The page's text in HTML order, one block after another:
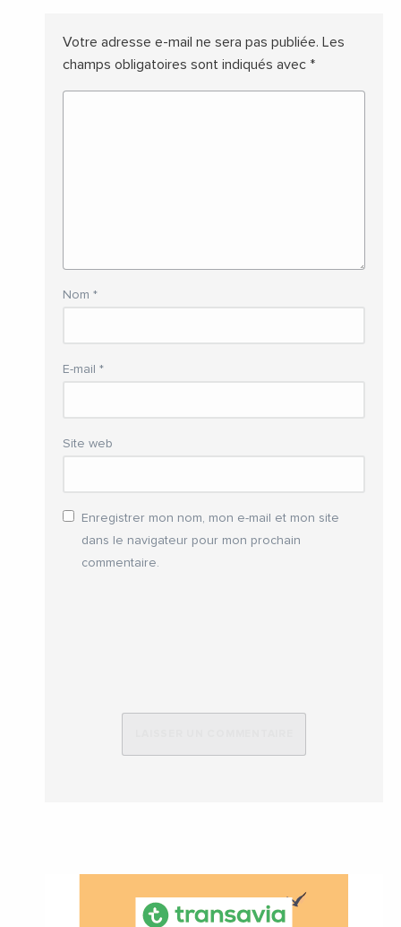
Votre adresse e-mail ne sera pas publiée. Les
champs obligatoires sont indiqués avec *
Nom *
E-mail *
Site web
Enregistrer mon nom, mon e-mail et mon site
dans le navigateur pour mon prochain
commentaire.